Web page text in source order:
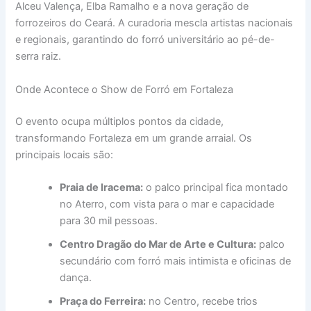
Alceu Valença, Elba Ramalho e a nova geração de
forrozeiros do Ceará. A curadoria mescla artistas nacionais
e regionais, garantindo do forró universitário ao pé-de-
serra raiz.
Onde Acontece o Show de Forró em Fortaleza
O evento ocupa múltiplos pontos da cidade,
transformando Fortaleza em um grande arraial. Os
principais locais são:
Praia de Iracema: o palco principal fica montado
no Aterro, com vista para o mar e capacidade
para 30 mil pessoas.
Centro Dragão do Mar de Arte e Cultura: palco
secundário com forró mais intimista e oficinas de
dança.
Praça do Ferreira: no Centro, recebe trios